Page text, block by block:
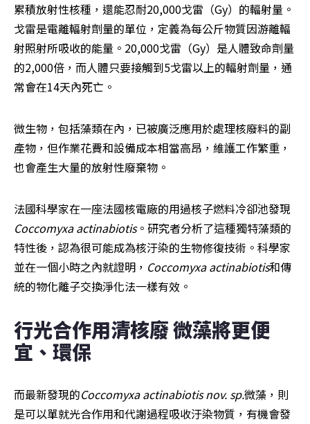
累積放射性核種，還能忍耐20,000戈雷（Gy）的輻射量。
戈雷是電離輻射劑量的單位，定義為每公斤物質因游離輻
射照射所吸收的能量。20,000戈雷（Gy）是人體致命劑量
的2,000倍，而人體只要接觸到5戈雷以上的輻射劑量，通
常會在14天內死亡。
微生物，包括藻類在內，已被廣泛應用於處理核廢料的副
產物，但作業花費和設備成本相當高昂，維護工作繁重，
也會產生大量的放射性廢棄物。
法國科學家在一座法國核電廠的用過核子燃料冷卻池發現
Coccomyxa actinabiotis。研究者分析了這種獨特藻類的
特性後，認為很可能成為核汙染的生物修復技術。科學家
並在一個小時之內就證明， Coccomyxa actinabiotis和傳
統的物化離子交換淨化法一樣有效。
行光合作用清核廢 微藻將更便
宜、環保
而最新發現的Coccomyxa actinabiotis nov. sp.微藻，則
是可以單就光合作用和代謝過程吸收汙染物質，有機會發